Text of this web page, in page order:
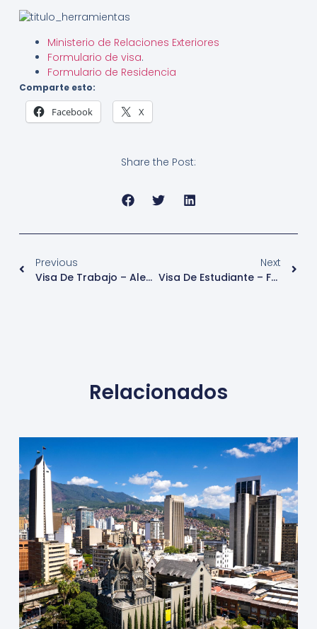
Ministerio de Relaciones Exteriores
Formulario de visa.
Formulario de Residencia
Comparte esto:
Facebook X
Share the Post:
Previous
Visa De Trabajo – Alemania
Next
Visa De Estudiante – Formación «Ausbildung» – Alemania
Relacionados